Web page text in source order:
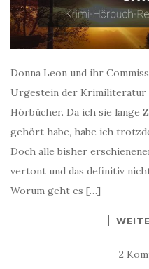
Donna Leon und ihr
Urgestein der Krimiliteratur
Hörbücher. Da ich sie lange
gehört habe, habe ich
Doch alle bisher
vertont und das definitiv
Worum geht es […]
2